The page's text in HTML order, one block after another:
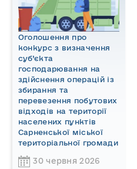
Оголошення про
конкурс з визначення
суб’єкта
господарювання на
здійснення операцій із
збирання та
перевезення побутових
відходів на території
населених пунктів
Сарненської міської
територіальної громади
30 червня 2026